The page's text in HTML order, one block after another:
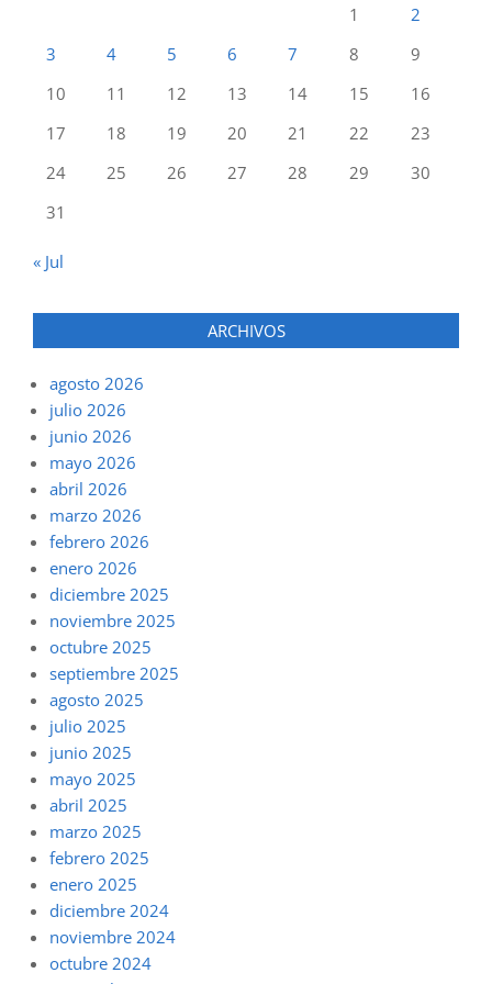
1
2
3
4 5 6 7 8
9
10
11 12 13 14 15
16
17
18 19 20 21 22
23
24
25 26 27 28 29
30
31
« Jul
ARCHIVOS
agosto 2026
julio 2026
junio 2026
mayo 2026
abril 2026
marzo 2026
febrero 2026
enero 2026
diciembre 2025
noviembre 2025
octubre 2025
septiembre 2025
agosto 2025
julio 2025
junio 2025
mayo 2025
abril 2025
marzo 2025
febrero 2025
enero 2025
diciembre 2024
noviembre 2024
octubre 2024